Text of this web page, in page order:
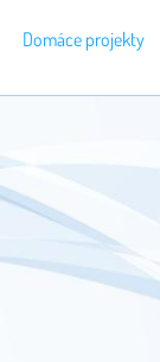
Domáce projekty